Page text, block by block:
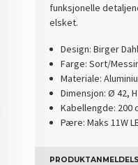
funksjonelle
elsket.
Design: Birger Dahl
Farge: Sort/
Materiale:
Dimensjon: Ø 42,
Kabellengde: 200
Pære: Maks 11W